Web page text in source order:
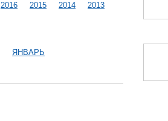
2016 2015 2014 2013
ЯНВАРЬ